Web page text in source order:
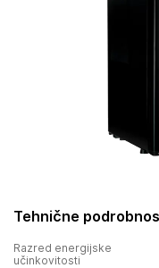
Tehnične
Razred energijske
učinkovitosti